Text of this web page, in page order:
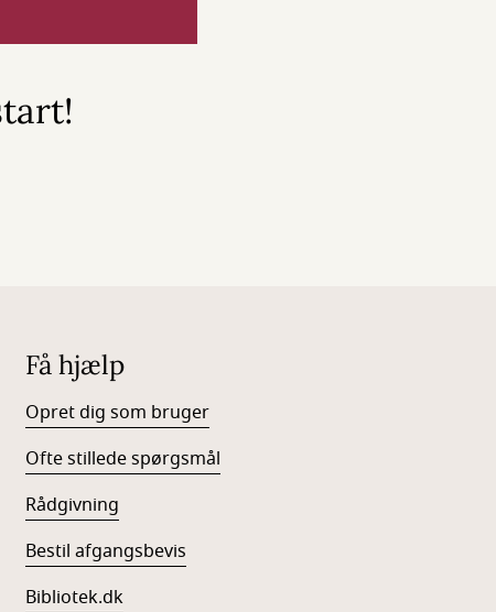
Få hjælp
Opret dig som bruger
Ofte stillede spørgsmål
Rådgivning
Bestil afgangsbevis
Bibliotek.dk